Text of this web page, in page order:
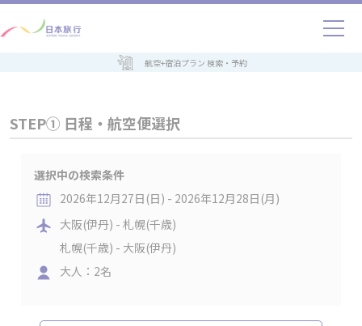
航空+宿泊プラン 検索・予約
STEP① 日程・航空便選択
選択中の検索条件
2026年12月27日(日) - 2026年12月28日(月)
大阪(伊丹) - 札幌(千歳)
札幌(千歳) - 大阪(伊丹)
大人：2名